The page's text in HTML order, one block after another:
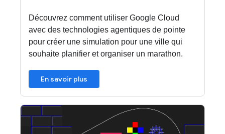
Découvrez comment utiliser Google Cloud
avec des technologies agentiques de pointe
pour créer une simulation pour une ville qui
souhaite planifier et organiser un marathon.
En savoir plus